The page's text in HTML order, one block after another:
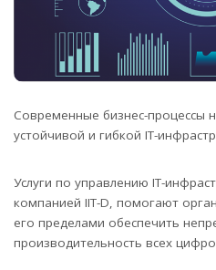
Современные бизнес-процессы
устойчивой и гибкой IТ-
Услуги по управлению IТ-
компанией IIT-D, помогают
его пределами обеспечить
производительность всех